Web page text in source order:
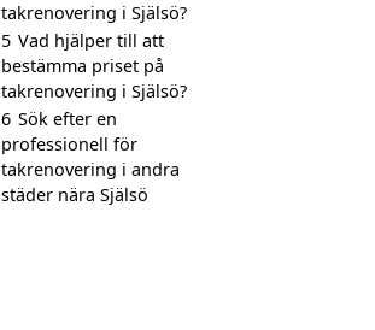
takrenovering i Själsö?
5 Vad hjälper till att
bestämma priset på
takrenovering i Själsö?
6 Sök efter en
professionell för
takrenovering i andra
städer nära Själsö